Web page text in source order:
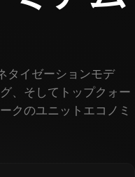
タイゼーションモデ
、そしてトップクォー
クのユニットエコノミ